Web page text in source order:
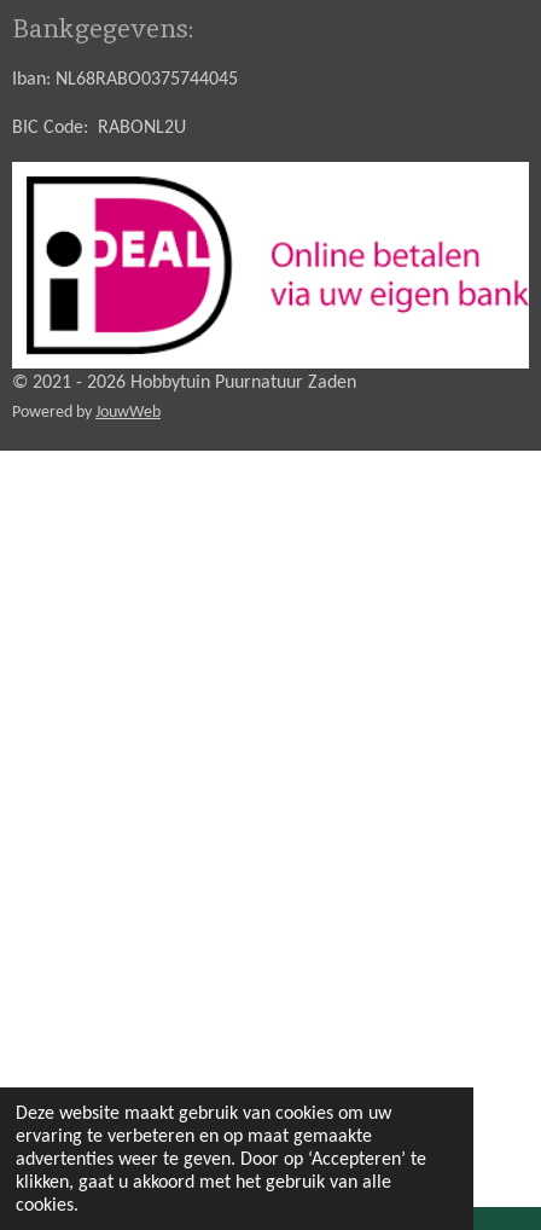
Deze website maakt gebruik van cookies om uw
ervaring te verbeteren en op maat gemaakte
advertenties weer te geven. Door op ‘Accepteren’ te
klikken, gaat u akkoord met het gebruik van alle
cookies.
Bankgegevens:
Iban: NL68RABO0375744045
BIC Code: RABONL2U
© 2021 - 2026 Hobbytuin Puurnatuur Zaden
Powered by JouwWeb